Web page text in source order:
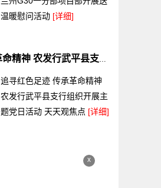
温暖慰问活动 [详细]
追寻红色足迹 传承革命精神 农发行武平县支行组织开展主题党日活动 天天观焦点
追寻红色足迹 传承革命精神
农发行武平县支行组织开展主
题党日活动 天天观焦点 [详细]
x